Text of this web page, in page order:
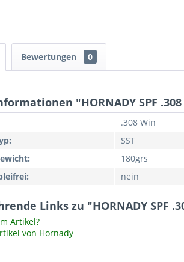
Bewertungen 0
"HORNADY SPF .308
.308 Win
SST
180grs
nein
Links zu "HORNADY SPF
Artikel?
von Hornady